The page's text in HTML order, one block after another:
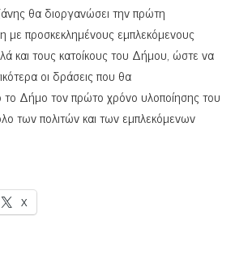
θα διοργανώσει την πρώτη
με προσκεκλημένους εμπλεκόμενους
και τους κατοίκους του Δήμου, ώστε να
οι δράσεις που θα
Δήμο τον πρώτο χρόνο υλοποίησης του
των πολιτών και των εμπλεκόμενων
X